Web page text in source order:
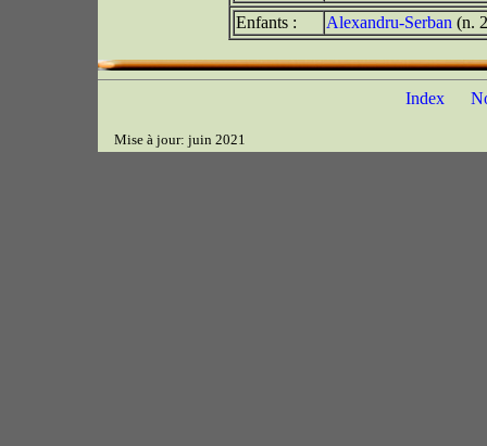
Enfants :
Alexandru-Serban (n.
Index
Mise à jour: juin 2021